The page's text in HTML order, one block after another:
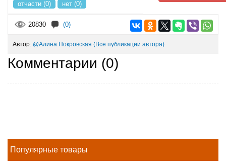
отчасти (0)
нет (0)
20830 (0)
Автор: @Алина Покровская (Все публикации автора)
Комментарии (0)
Популярные товары